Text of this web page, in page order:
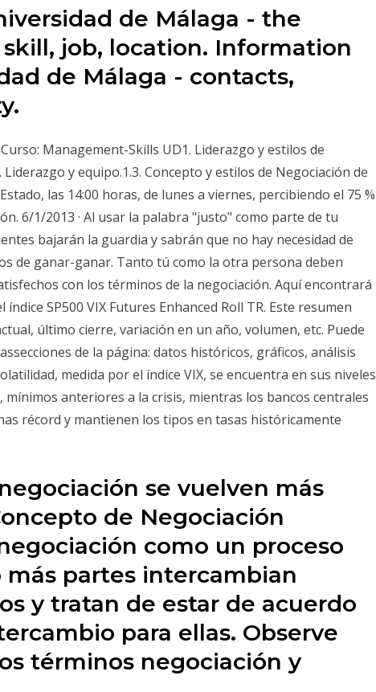
de Málaga - the
job, location. Information
de Málaga - contacts,
Management-Skills UD1. Liderazgo y estilos de
Liderazgo y equipo.1.3. Concepto y estilos de Negociación de
las 14:00 horas, de lunes a viernes, percibiendo el 75 %
6/1/2013 · Al usar la palabra "justo" como parte de tu
bajarán la guardia y sabrán que no hay necesidad de
de ganar-ganar. Tanto tú como la otra persona deben
con los términos de la negociación. Aquí encontrará
SP500 VIX Futures Enhanced Roll TR. Este resumen
último cierre, variación en un año, volumen, etc. Puede
de la página: datos históricos, gráficos, análisis
medida por el índice VIX, se encuentra en sus niveles
mínimos anteriores a la crisis, mientras los bancos centrales
récord y mantienen los tipos en tasas históricamente
se vuelven más
de Negociación
como un proceso
más partes intercambian
y tratan de estar de acuerdo
para ellas. Observe
términos negociación y